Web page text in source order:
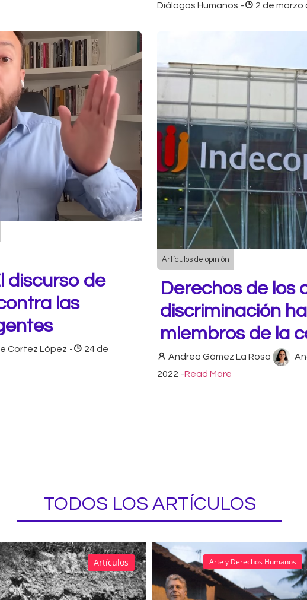
Diálogos Humanos - 2 de marzo
discurso de
las
Cortez López -
24 de
Artículos de opinión
Derechos de los
discriminación
miembros de la
Andrea Gómez La Rosa
2022 -Read More
TODOS LOS ARTÍCULOS
Artículos Arte y Derechos Humanos